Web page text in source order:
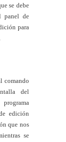
se debe
panel de
para
comando
del
edición
que nos
se